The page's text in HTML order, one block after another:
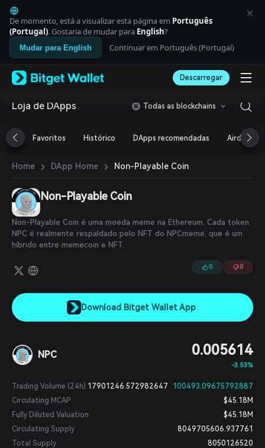
English
日本語
Tiếng Việt
Русский
Español (Latinoamérica)
Italiano
Deutsch
繁體中文
Português (Portugal)
ภาษาไทย
العربية
हिन्दी
বাংলা
Español
Português (Brasil)
Español (Argentina)
De momento, está a visualizar esta página em Português
(Portugal). Gostaria de mudar para English?
Mudar para English Continuar em Português (Portugal)
Descarregar
Loja de DApps Todas as blockchains
Favoritos Histórico DApps recomendadas Airdrop
Home › DApp Home › Non-Playable Coin
Non-Playable Coin
Non-Playable Coin é uma moeda meme na Ethereum. Cada token
NPC é realmente respaldado pelo NFT do NPCmeme, que é um
híbrido entre memecoin e NFT.
0 0
Download Bitget Wallet App
NPC 0.005614
-3.53%
Trading Volume (24h) 17901246.572982647
100493.09675792887
Circulating MCAP
$45.18M
Fully Diluted Valuation
$45.18M
Circulating Supply
8049705606.937761
Total Supply
8050126520